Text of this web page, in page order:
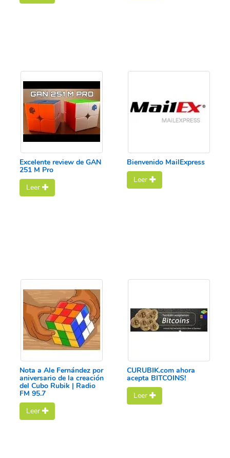
Excelente review de GAN
251 M Pro
Leer
Bienvenido MailExpress
Leer
Nota a Ale Fernández por
aniversario de la creación
del Cubo Rubik | Radio
FM 95.7
Leer
CURUBIK.com ahora
acepta BITCOINS!
Leer